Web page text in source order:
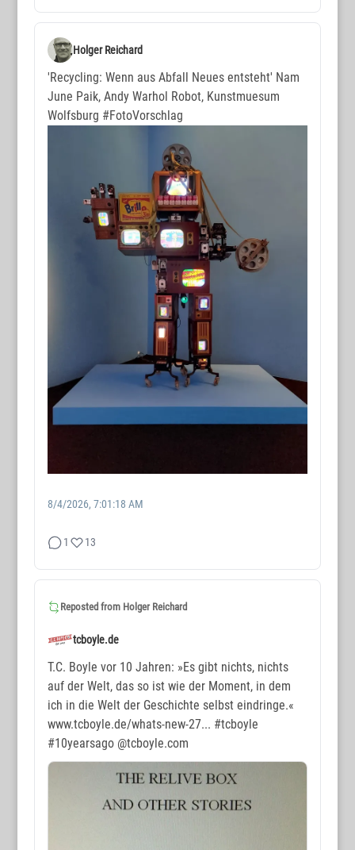
Holger Reichard
'Recycling: Wenn aus Abfall Neues entsteht' Nam
June Paik, Andy Warhol Robot, Kunstmuesum
Wolfsburg #FotoVorschlag
8/4/2026, 7:01:18 AM
1 13
Reposted from Holger Reichard
tcboyle.de
T.C. Boyle vor 10 Jahren: »Es gibt nichts, nichts
auf der Welt, das so ist wie der Moment, in dem
ich in die Welt der Geschichte selbst eindringe.«
www.tcboyle.de/whats-new-27... #tcboyle
#10yearsago@tcboyle.com
WORTMAX
www.wortmax.de
Buchvorstellungen und Beobachtungen
www.wortmax.com
Das Kreativ-Netzwerk
KONTAKT
www.wortmax.net
Holger Reichard